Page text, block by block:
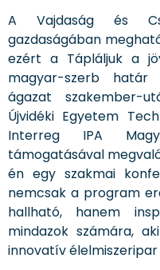
A Vajdaság és
gazdaságában
ezért a Tápláljuk a
magyar-szerb határ
ágazat szakember-
Újvidéki Egyetem
Interreg IPA
támogatásával
én egy szakmai
nemcsak a program
hallható, hanem
mindazok számára,
innovatív élelmiszeripar